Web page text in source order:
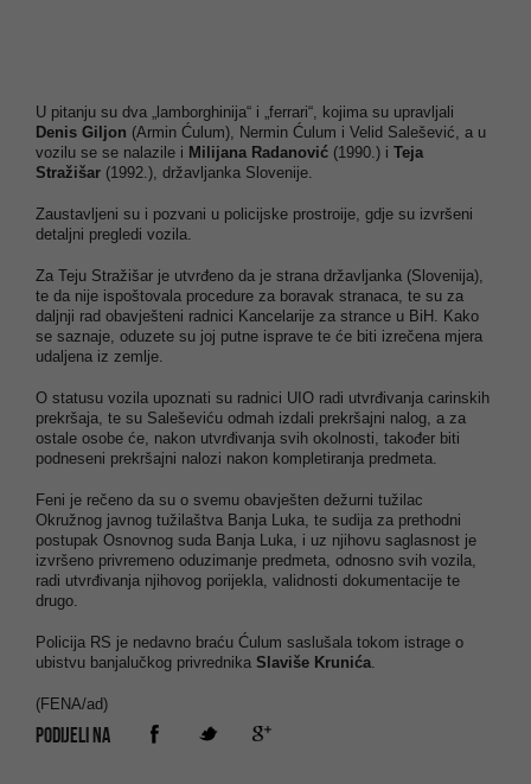
U pitanju su dva „lamborghinija“ i „ferrari“, kojima su upravljali
Denis Giljon (Armin Ćulum), Nermin Ćulum i Velid Salešević, a u
vozilu se se nalazile i Milijana Radanović (1990.) i Teja
Stražišar (1992.), državljanka Slovenije.
Zaustavljeni su i pozvani u policijske prostroije, gdje su izvršeni
detaljni pregledi vozila.
Za Teju Stražišar je utvrđeno da je strana državljanka (Slovenija),
te da nije ispoštovala procedure za boravak stranaca, te su za
daljnji rad obavješteni radnici Kancelarije za strance u BiH. Kako
se saznaje, oduzete su joj putne isprave te će biti izrečena mjera
udaljena iz zemlje.
O statusu vozila upoznati su radnici UIO radi utvrđivanja carinskih
prekršaja, te su Saleševiću odmah izdali prekršajni nalog, a za
ostale osobe će, nakon utvrđivanja svih okolnosti, također biti
podneseni prekršajni nalozi nakon kompletiranja predmeta.
Feni je rečeno da su o svemu obavješten dežurni tužilac
Okružnog javnog tužilaštva Banja Luka, te sudija za prethodni
postupak Osnovnog suda Banja Luka, i uz njihovu saglasnost je
izvršeno privremeno oduzimanje predmeta, odnosno svih vozila,
radi utvrđivanja njihovog porijekla, validnosti dokumentacije te
drugo.
Policija RS je nedavno braću Ćulum saslušala tokom istrage o
ubistvu banjalučkog privrednika Slaviše Krunića
(FENA/ad)
PODIJELI NA